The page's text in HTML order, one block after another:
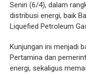
Senin (6/4), dalam
distribusi energi, baik
Liquefied Petroleum
Kunjungan ini menjadi
Pertamina dan
energi, sekaligus